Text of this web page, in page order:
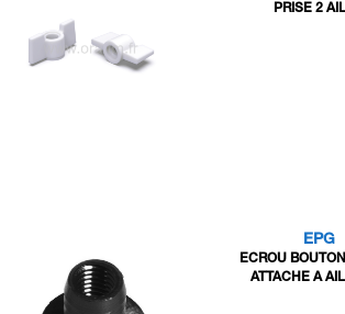
PRISE 2
EPG
ECROU
ATTACHE A